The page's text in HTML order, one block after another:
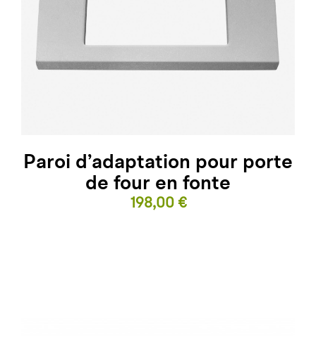
Paroi d’adaptation pour porte
de four en fonte
Prix
198,00 €